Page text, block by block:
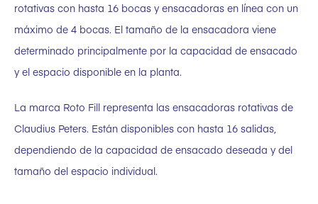
rotativas con hasta 16 bocas y ensacadoras en línea con un
máximo de 4 bocas. El tamaño de la ensacadora viene
determinado principalmente por la capacidad de ensacado
y el espacio disponible en la planta.
La marca Roto Fill representa las ensacadoras rotativas de
Claudius Peters. Están disponibles con hasta 16 salidas,
dependiendo de la capacidad de ensacado deseada y del
tamaño del espacio individual.